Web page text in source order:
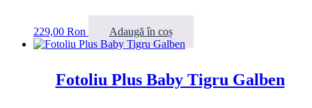
229,00 Ron Adaugă în coș
Fotoliu Plus Baby Tigru Galben